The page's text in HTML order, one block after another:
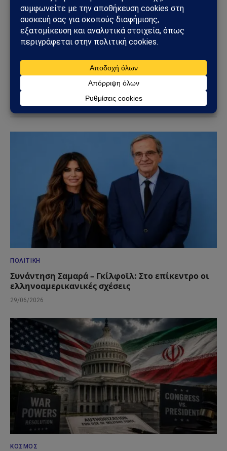
Facebook
X
(Twitter)
PinterestInstagramTumblr
Το Sahiel.gr είναι ανεξάρτητη ψηφιακή πύλη ενημέρωσης
και ανάλυσης με έμφαση στη γεωπολιτική, τη διεθνή
που επηρεάζουν την Ελλάδα και τον ευρύτερο ελληνισμό.
ΔΕΙΤΕ ΕΠΙΣΗΣ →
ΠΟΛΙΤΙΚΉ
Συνάντηση Σαμαρά – Γκίλφοϊλ: Στο επίκεντρο οι
ελληνοαμερικανικές σχέσεις
29/06/2026
ΚΌΣΜΟΣ